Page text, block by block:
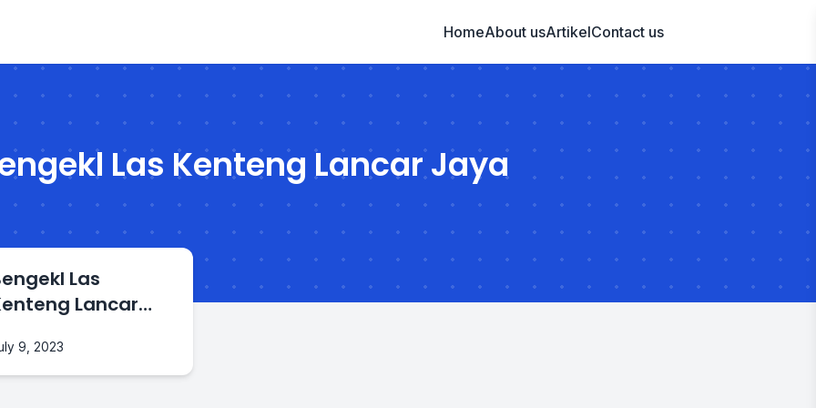
HomeAbout usArtikelContact us
Las Kenteng Lancar Jaya
Las
Lancar
9, 2023